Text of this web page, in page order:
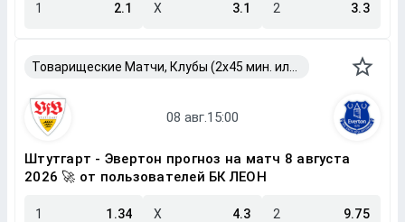
1 2.1 X 3.1 2 3.3
Штутгарт - Эвертон прогноз на матч 8 августа
2026 🚀 от пользователей БК ЛЕОН
1 1.34 X 4.3 2 9.75